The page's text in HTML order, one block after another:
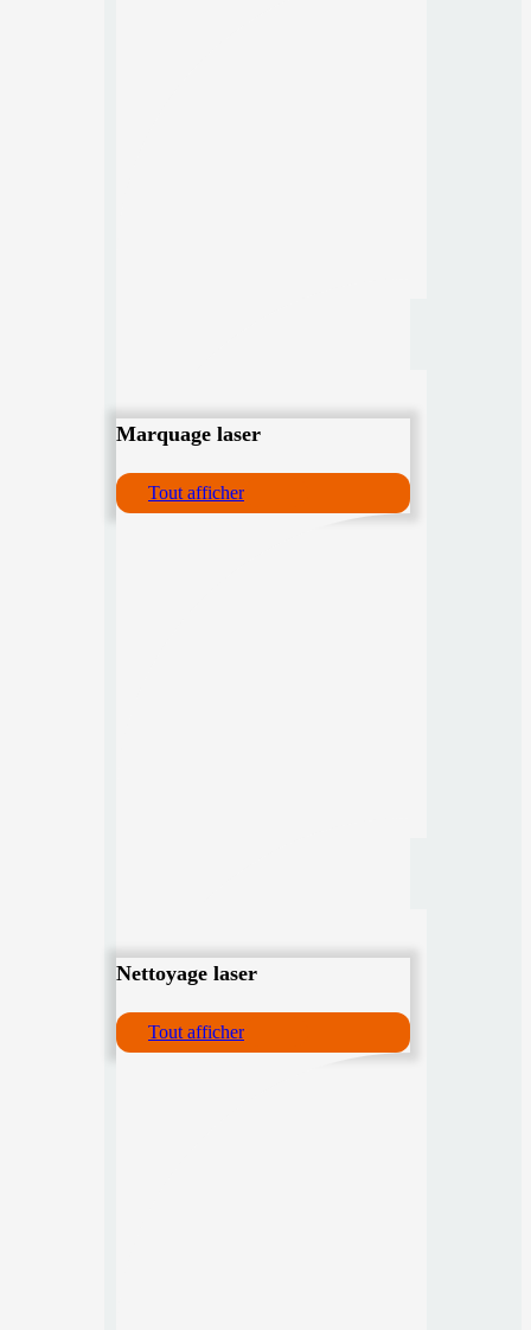
Marquage laser
Tout afficher
Nettoyage laser
Tout afficher